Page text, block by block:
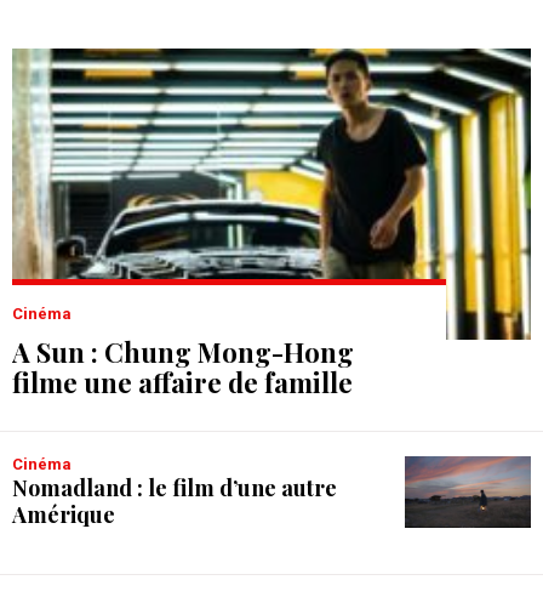
Cinéma
A Sun : Chung Mong-Hong
filme une affaire de famille
Cinéma
Nomadland : le film d’une autre
Amérique